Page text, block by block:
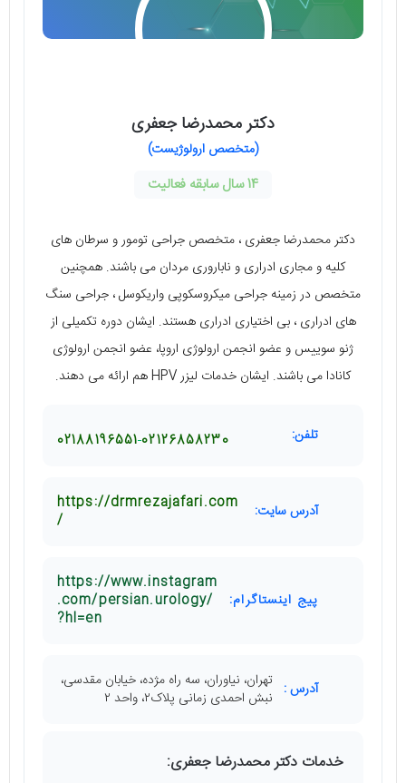
دکتر محمدرضا جعفری
(متخصص ارولوژیست)
14 سال سابقه فعالیت
دکتر محمدرضا جعفری ، متخصص جراحی تومور و سرطان های
کلیه و مجاری ادراری و ناباروری مردان می باشند. همچنین
متخصص در زمینه جراحی میکروسکوپی واریکوسل ، جراحی سنگ
های ادراری ، بی اختیاری ادراری هستند. ایشان دوره تکمیلی از
ژنو سوییس و عضو انجمن ارولوژی اروپا، عضو انجمن ارولوژی
کانادا می باشند. ایشان خدمات لیزر HPV هم ارائه می دهند.
تلفن: 02126858230
02188196551
آدرس سایت:
https://drmrezajafari.com
/
پیج اینستاگرام:
https://www.instagram
.com/persian.urology/
?hl=en
آدرس : تهران، نیاوران، سه راه مژده، خیابان مقدسی،
نبش احمدی زمانی پلاک۲، واحد ۲
خدمات دکتر محمدرضا جعفری: